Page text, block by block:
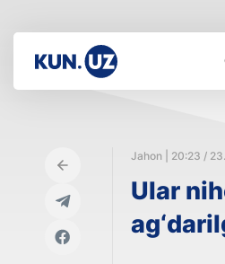
Jahon | 20:23 /
Ular